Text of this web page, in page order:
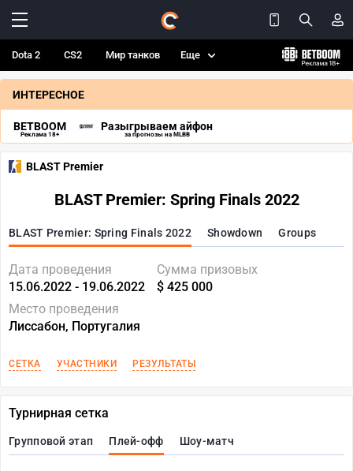
Dota 2 CS2 Мир танков Еще
ИНТЕРЕСНОЕ
BETBOOM
Реклама 18+
Разыгрываем айфон
за прогнозы на MLBB
BLAST Premier
BLAST Premier: Spring Finals 2022
BLAST Premier: Spring Finals 2022 Showdown Groups
Дата проведения
15.06.2022 - 19.06.2022
Сумма призовых
$ 425 000
Место проведения
Лиссабон, Португалия
СЕТКА УЧАСТНИКИ РЕЗУЛЬТАТЫ
Турнирная сетка
Групповой этап Плей-офф Шоу-матч